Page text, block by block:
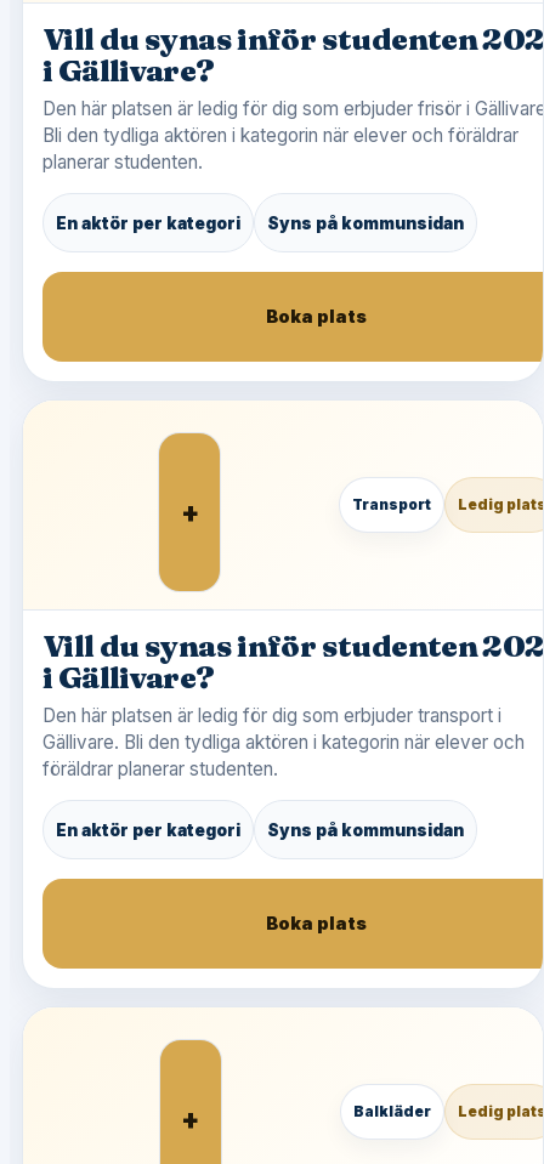
Vill du synas inför studenten
i Gällivare?
Den här platsen är ledig för dig som erbjuder frisör i
Bli den tydliga aktören i kategorin när elever och föräldrar
planerar studenten.
En aktör per kategori Syns på kommunsidan
Boka plats
+ Transport Ledig
Vill du synas inför studenten
i Gällivare?
Den här platsen är ledig för dig som erbjuder transport i
Gällivare. Bli den tydliga aktören i kategorin när elever och
föräldrar planerar studenten.
En aktör per kategori Syns på kommunsidan
Boka plats
+ Balkläder Ledig